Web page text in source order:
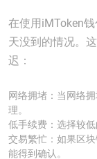
在使用iMToken
天没到的情况。
迟：
网络拥堵：当网络
理。
低手续费：选择较
交易繁忙：如果区
能得到确认。